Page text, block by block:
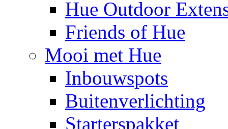
Hue Outdoor
Friends of Hue
Mooi met Hue
Inbouwspots
Buitenverlichting
Starterspakket